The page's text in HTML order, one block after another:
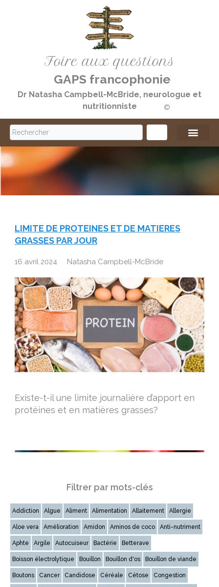
Foire aux questions
GAPS francophonie
Dr Natasha Campbell-McBride, neurologue et
nutritionniste
©️
S
e
a
c
LIMITE DE PROTEINES ET DE MATIERES
GRASSES PAR JOUR
16 avril 2024 Natasha Campbell-McBride
Existe-t-il une limite journalière d’apport en
protéines et en matières grasses?
Filtrer par mots-clés
Addiction Algue Aliment Alimentation Allaitement Allergie
Aloe vera Amélioration Amidon Aminos de coco Anti-nutriment
Aphte Argile Autocuiseur Bactérie Betterave
Boisson électrolytique Bouillon Bouillon d'os Bouillon de viande
Boutons Cancer Candidose Céréale Cétose Congestion